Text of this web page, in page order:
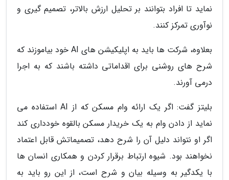
نماید تا افراد بتوانند بر تحلیل ارزش بالاتر، تصمیم گیری و
نوآوری تمرکز کنند.
بعلاوه، شرکت ها باید به اپلیکیشن های AI خود بیاموزند که
شرح های روشنی برای اقداماتی داشته باشند که به اجرا
درمی آورند.
بلیتز گفت: اگر یک ارائه وام مسکن که از AI استفاده می
نماید از دادن وام به یک خریدار مسکن بالقوه خودداری کند
اگر او نتواند دلیل آن را شرح دهد، تصمیماتش قابل اعتماد
نخواهند بود. شیوه ارتباط برقرار کردن و همکاری انسان ها
با یکدگیر به وسیله بیان و شرح است، از این رو باید به